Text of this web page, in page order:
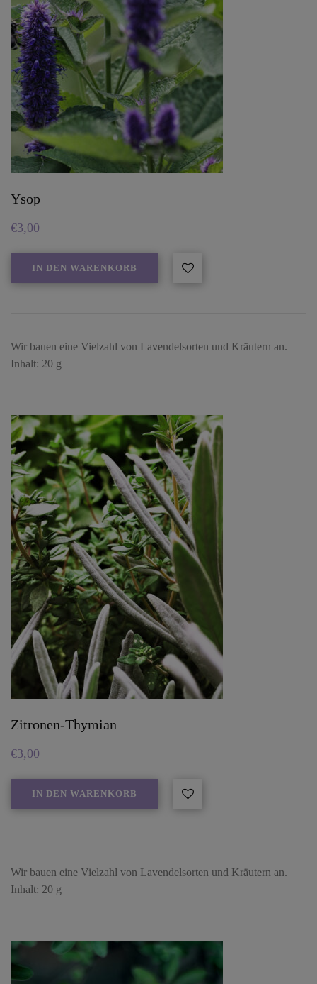
Ysop
€3,00
IN DEN WARENKORB
Wir bauen eine Vielzahl von Lavendelsorten und Kräutern an.
Inhalt: 20 g
Zitronen-Thymian
€3,00
IN DEN WARENKORB
Wir bauen eine Vielzahl von Lavendelsorten und Kräutern an.
Inhalt: 20 g